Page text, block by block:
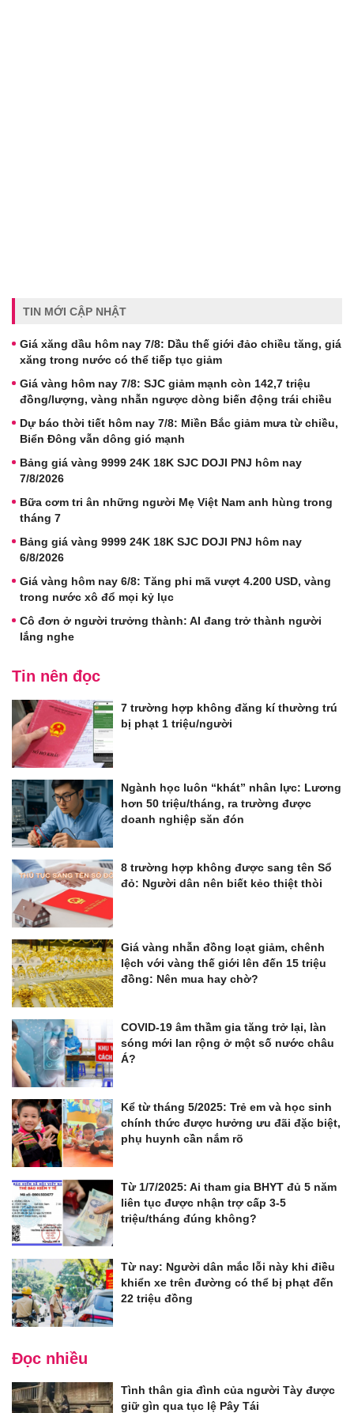
TIN MỚI CẬP NHẬT
Giá xăng dầu hôm nay 7/8: Dầu thế giới đảo chiều tăng, giá
xăng trong nước có thể tiếp tục giảm
Giá vàng hôm nay 7/8: SJC giảm mạnh còn 142,7 triệu
đồng/lượng, vàng nhẫn ngược dòng biến động trái chiều
Dự báo thời tiết hôm nay 7/8: Miền Bắc giảm mưa từ chiều,
Biển Đông vẫn dông gió mạnh
Bảng giá vàng 9999 24K 18K SJC DOJI PNJ hôm nay
7/8/2026
Bữa cơm tri ân những người Mẹ Việt Nam anh hùng trong
tháng 7
Bảng giá vàng 9999 24K 18K SJC DOJI PNJ hôm nay
6/8/2026
Giá vàng hôm nay 6/8: Tăng phi mã vượt 4.200 USD, vàng
trong nước xô đổ mọi kỷ lục
Cô đơn ở người trưởng thành: AI đang trở thành người
lắng nghe
Tin nên đọc
7 trường hợp không đăng kí thường trú
bị phạt 1 triệu/người
Ngành học luôn “khát” nhân lực: Lương
hơn 50 triệu/tháng, ra trường được
doanh nghiệp săn đón
8 trường hợp không được sang tên Sổ
đỏ: Người dân nên biết kẻo thiệt thòi
Giá vàng nhẫn đồng loạt giảm, chênh
lệch với vàng thế giới lên đến 15 triệu
đồng: Nên mua hay chờ?
COVID-19 âm thầm gia tăng trở lại, làn
sóng mới lan rộng ở một số nước châu
Á?
Kể từ tháng 5/2025: Trẻ em và học sinh
chính thức được hưởng ưu đãi đặc biệt,
phụ huynh cần nắm rõ
Từ 1/7/2025: Ai tham gia BHYT đủ 5 năm
liên tục được nhận trợ cấp 3-5
triệu/tháng đúng không?
Từ nay: Người dân mắc lỗi này khi điều
khiển xe trên đường có thể bị phạt đến
22 triệu đồng
Đọc nhiều
Tình thân gia đình của người Tày được
giữ gìn qua tục lệ Pây Tái